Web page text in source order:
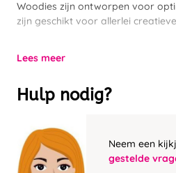
Woodies zijn ontworpen voor
zijn geschikt voor allerlei
Lees meer
Hulp nodig?
Neem een
gestelde